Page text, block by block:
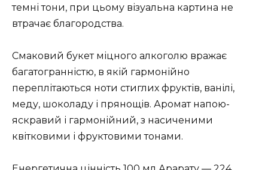
темні тони, при цьому візуальна картина не
втрачає благородства.
Смаковий букет міцного алкоголю вражає
багатогранністю, в якій гармонійно
переплітаються ноти стиглих фруктів, ванілі,
меду, шоколаду і прянощів. Аромат напою-
яскравий і гармонійний, з насиченими
квітковими і фруктовими тонами.